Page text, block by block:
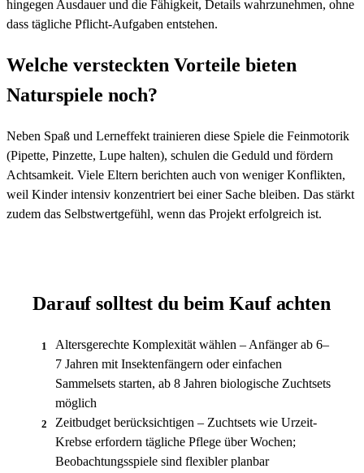
hingegen Ausdauer und die Fähigkeit, Details wahrzunehmen, ohne
dass tägliche Pflicht-Aufgaben entstehen.
Welche versteckten Vorteile bieten
Naturspiele noch?
Neben Spaß und Lerneffekt trainieren diese Spiele die Feinmotorik
(Pipette, Pinzette, Lupe halten), schulen die Geduld und fördern
Achtsamkeit. Viele Eltern berichten auch von weniger Konflikten,
weil Kinder intensiv konzentriert bei einer Sache bleiben. Das stärkt
zudem das Selbstwertgefühl, wenn das Projekt erfolgreich ist.
Darauf solltest du beim Kauf achten
1
Altersgerechte Komplexität wählen – Anfänger ab 6–
7 Jahren mit Insektenfängern oder einfachen
Sammelsets starten, ab 8 Jahren biologische Zuchtsets
möglich
2
Zeitbudget berücksichtigen – Zuchtsets wie Urzeit-
Krebse erfordern tägliche Pflege über Wochen;
Beobachtungsspiele sind flexibler planbar